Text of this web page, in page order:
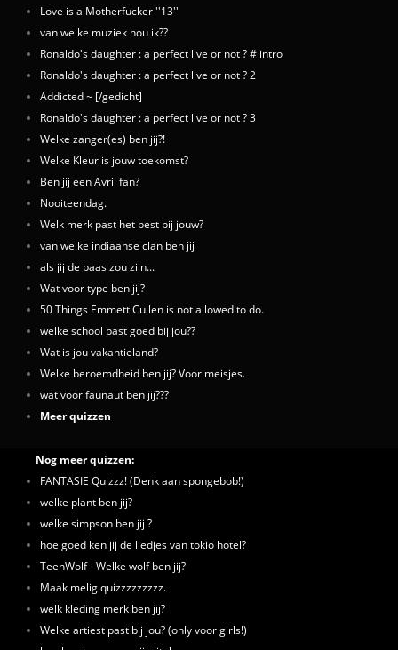
Love is a Motherfucker ''13''
van welke muziek hou ik??
Ronaldo's daughter : a perfect live or not ? # intro
Ronaldo's daughter : a perfect live or not ? 2
Addicted ~ [/gedicht]
Ronaldo's daughter : a perfect live or not ? 3
Welke zanger(es) ben jij?!
Welke Kleur is jouw toekomst?
Ben jij een Avril fan?
Nooiteendag.
Welk merk past het best bij jouw?
van welke indiaanse clan ben jij
als jij de baas zou zijn...
Wat voor type ben jij?
50 Things Emmett Cullen is not allowed to do.
welke school past goed bij jou??
Wat is jou vakantieland?
Welke beroemdheid ben jij? Voor meisjes.
wat voor faunaut ben jij???
Meer quizzen
Nog meer quizzen:
FANTASIE Quizzz! (Denk aan spongebob!)
welke plant ben jij?
welke simpson ben jij ?
hoe goed ken jij de liedjes van tokio hotel?
TeenWolf - Welke wolf ben jij?
Maak melig quizzzzzzzzz.
welk kleding merk ben jij?
Welke artiest past bij jou? (only voor girls!)